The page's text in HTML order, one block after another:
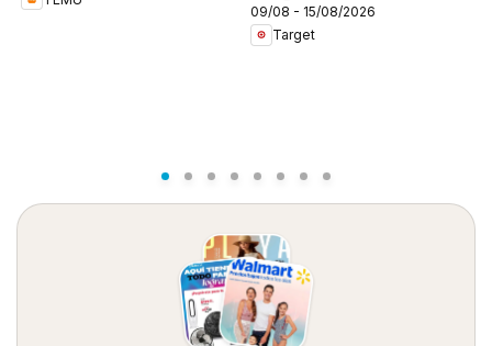
09/08 - 15/08/2026
Target